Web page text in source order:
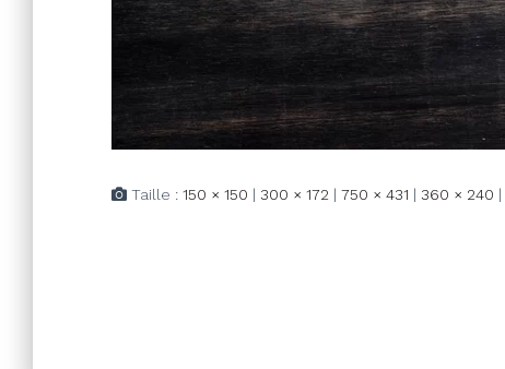
Taille : 150 × 150 | 300 × 172 | 750 × 431 | 360 × 240 |